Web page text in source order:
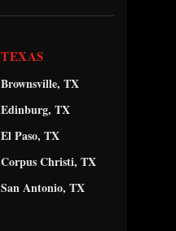
TEXAS
Brownsville, TX
Edinburg, TX
El Paso, TX
Corpus Christi, TX
San Antonio, TX